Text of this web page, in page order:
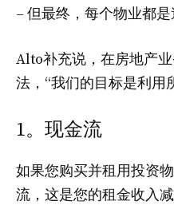
– 但最终，每个物业都
Alto补充说，在房地产
法，“我们的目标是利用
1。现金流
如果您购买并租用投资
流，这是您的租金收入